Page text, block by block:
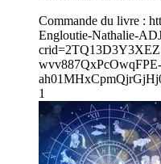
Commande du livre :
Engloutie-Nathalie-
wvv887QxPcOwqFPE-
1⁠